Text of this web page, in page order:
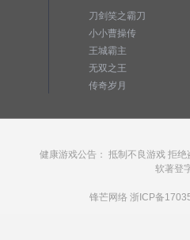
刀剑笑之霸刀
小小曹操传
王城霸主
无双之王
传奇岁月
健康游戏公告： 抵制不良游戏 拒
软著登
锋芒网络 浙ICP备